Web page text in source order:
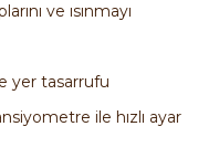
ve ısınmayı
yer tasarrufu
ile hızlı ayar